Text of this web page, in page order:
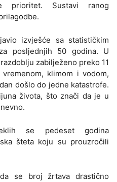
prioritet. Sustavi ranog
izvješće sa statističkim
posljednjih 50 godina. U
zabilježeno preko 11
klimom i vodom,
došlo do jedne katastrofe.
života, što znači da je u
se pedeset godina
šteta koju su prouzročili
se broj žrtava drastično